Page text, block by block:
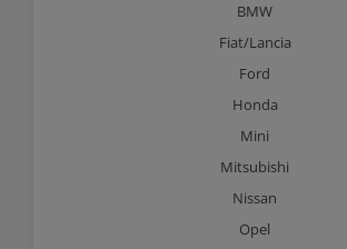
BMW
Fiat/Lancia
Ford
Honda
Mini
Mitsubishi
Nissan
Opel